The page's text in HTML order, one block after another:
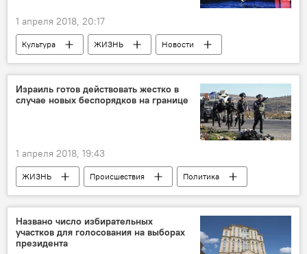
1 апреля 2018, 20:17
Культура ЖИЗНЬ
Новости
Новости мира
Майк Тайсон
Узеир Новрузов
Дружба циркач
Израиль готов действовать жестко в
случае новых беспорядков на границе
1 апреля 2018, 19:43
ЖИЗНЬ Происшествия
Политика
Новости
Новости мира
Израиль
Беспорядки
граница
Названо число избирательных
участков для голосования на выборах
президента